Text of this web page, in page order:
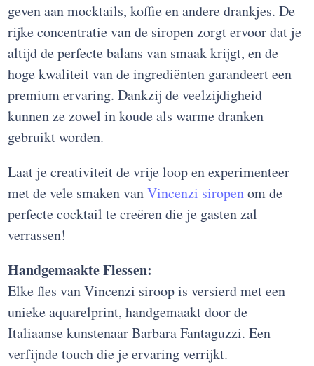
geven aan mocktails, koffie en andere drankjes. De
rijke concentratie van de siropen zorgt ervoor dat je
altijd de perfecte balans van smaak krijgt, en de
hoge kwaliteit van de ingrediënten garandeert een
premium ervaring. Dankzij de veelzijdigheid
kunnen ze zowel in koude als warme dranken
gebruikt worden.
Laat je creativiteit de vrije loop en experimenteer
met de vele smaken vanVincenzi siropenom de
perfecte cocktail te creëren die je gasten zal
verrassen!
Handgemaakte Flessen:
Elke fles van Vincenzi siroop is versierd met een
unieke aquarelprint, handgemaakt door de
Italiaanse kunstenaar Barbara Fantaguzzi. Een
verfijnde touch die je ervaring verrijkt.